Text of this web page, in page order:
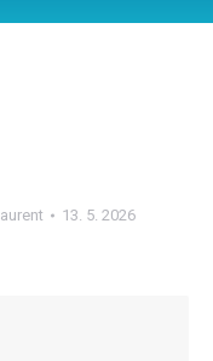
laurent 13. 5. 2026